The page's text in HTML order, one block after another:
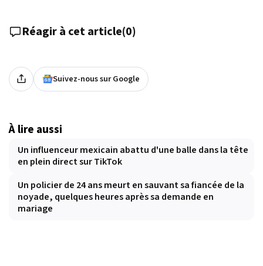
Réagir à cet article(0)
Suivez-nous sur Google
À lire aussi
Un influenceur mexicain abattu d'une balle dans la tête
en plein direct sur TikTok
Un policier de 24 ans meurt en sauvant sa fiancée de la
noyade, quelques heures après sa demande en
mariage